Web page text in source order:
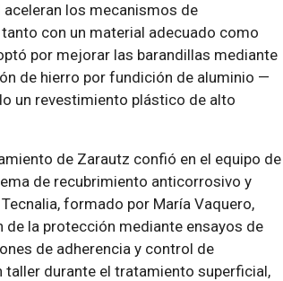
los mecanismos de
con un material adecuado como
por mejorar las barandillas mediante
de hierro por fundición de aluminio —
un revestimiento plástico de alto
de Zarautz confió en el equipo de
de recubrimiento anticorrosivo y
formado por María Vaquero,
de la protección mediante ensayos de
de adherencia y control de
durante el tratamiento superficial,